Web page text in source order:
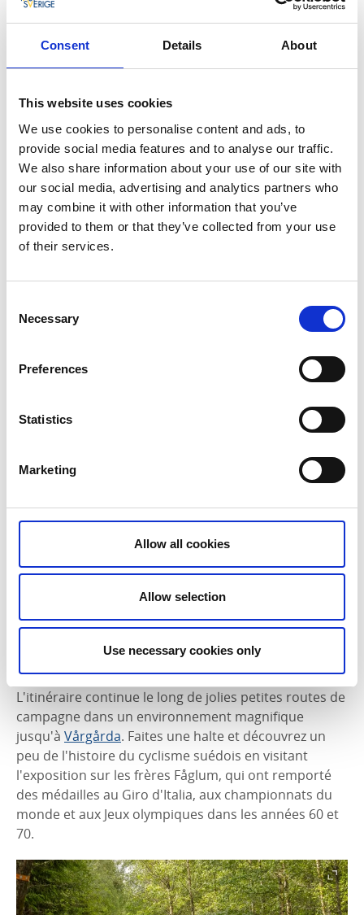
Consent Details About
This website uses cookies
We use cookies to personalise content and ads, to
provide social media features and to analyse our traffic.
We also share information about your use of our site with
our social media, advertising and analytics partners who
may combine it with other information that you’ve
provided to them or that they’ve collected from your use
of their services.
Selection
Necessary
Preferences
Statistics
Marketing
Allow all cookies
Allow selection
Use necessary cookies only
pittoresques deFika Town Alingsås.
Photographe:Monika Manowska
Si vous décidez de rester, vous pouvez réserver un
5. Dahlbogården
, situé
entre Alingsås et Vårgårda. Dahlbogården fait partie
d'excellents lieux de restauration où l'accent est mis
sur les produits locaux et les spécialités régionales.
Photographe:Dahlbogården Event & Rum
6. Vårgårda
L'itinéraire continue le long de jolies petites routes de
campagne dans un environnement magnifique
jusqu'à Vårgårda. Faites une halte et découvrez un
peu de l'histoire du cyclisme suédois en visitant
l'exposition sur les frères Fåglum, qui ont remporté
des médailles au Giro d'Italia, aux championnats du
monde et aux Jeux olympiques dans les années 60 et
70.